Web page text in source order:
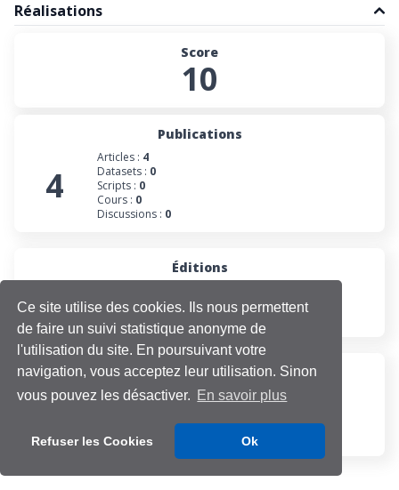
Ce site utilise des cookies. Ils nous permettent
de faire un suivi statistique anonyme de
l'utilisation du site. En poursuivant votre
navigation, vous acceptez leur utilisation. Sinon
vous pouvez les désactiver. En savoir plus
Refuser les Cookies Ok
Réalisations
Score
10
Publications
4
Articles : 4
Datasets : 0
Scripts : 0
Cours : 0
Discussions : 0
Éditions
0
Collections :0
Participations
Évaluations :0
Discussions :